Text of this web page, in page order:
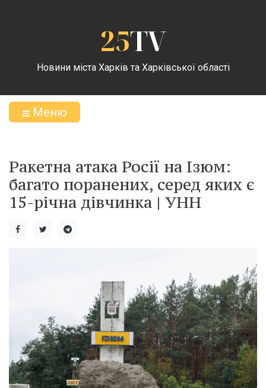
25TV
Новини міста Харків та Харківської області
Меню
Ракетна атака Росії на Ізюм:
багато поранених, серед яких є
15-річна дівчинка | УНН